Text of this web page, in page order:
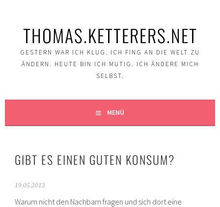
THOMAS.KETTERERS.NET
GESTERN WAR ICH KLUG. ICH FING AN DIE WELT ZU
ÄNDERN. HEUTE BIN ICH MUTIG. ICH ÄNDERE MICH
SELBST.
MENÜ
GIBT ES EINEN GUTEN KONSUM?
19.05.2013
Warum nicht den Nachbarn fragen und sich dort eine